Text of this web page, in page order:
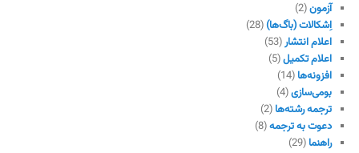
آزمون(2)
اِشکالات (باگ‌ها)(28)
اعلام انتشار(53)
اعلام تکمیل(5)
افزونه‌ها (14)
بومی‌سازی(4)
ترجمه رشته‌ها (2)
دعوت به ترجمه(8)
راهنما (29)